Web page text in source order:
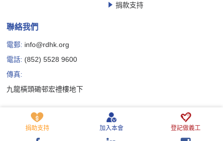
捐助支持 加入本會 登記做義工
捐款支持
聯絡我們
電郵: info@rdhk.org
電話: (852) 5528 9600
傳真:
九龍橫頭磡邨宏禮樓地下
Copyright © 香港罕見疾病聯盟有限公司版權所有
私隱政策聲明
Cookie 政策聲明